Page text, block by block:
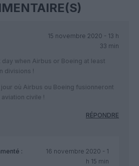
15 novembre 2020 - 13 h
33 min
when Airbus or Boeing at least
divisions !
où Airbus ou Boeing fusionneront
civile !
RÉPONDRE
:
16 novembre 2020 - 1
h 15 min